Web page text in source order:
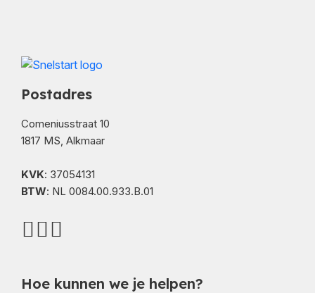
Postadres
Comeniusstraat 10
1817 MS, Alkmaar
KVK: 37054131
BTW: NL 0084.00.933.B.01
Hoe kunnen we je helpen?